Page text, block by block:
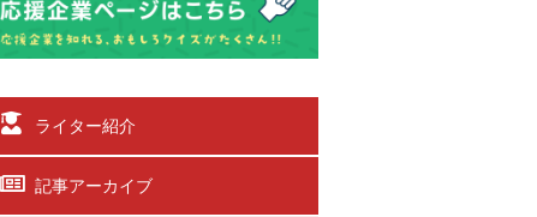
ライター紹介
記事アーカイブ